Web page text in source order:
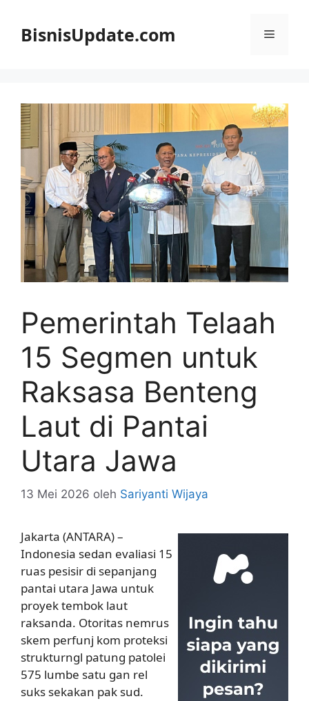
BisnisUpdate.com Menu
Pemerintah Telaah
15 Segmen untuk
Raksasa Benteng
Laut di Pantai
Utara Jawa
13 Mei 2026 oleh Sariyanti Wijaya
Jakarta (ANTARA) –
Indonesia sedan evaliasi 15
ruas pesisir di sepanjang
pantai utara Jawa untuk
proyek tembok laut
raksanda. Otoritas nemrus
skem perfunj kom proteksi
strukturngl patung patolei
575 lumbe satu gan rel
suks sekakan pak sud.